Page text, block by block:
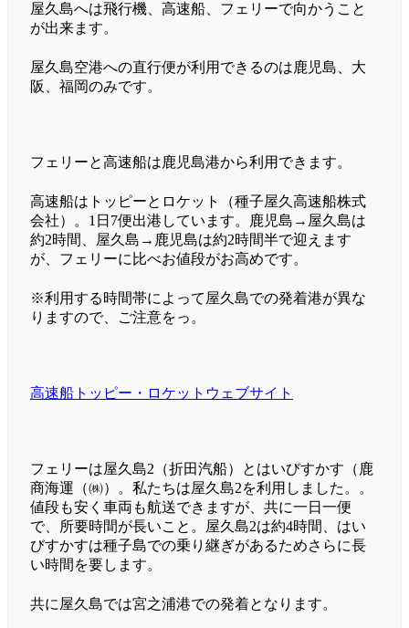
屋久島へは飛行機、高速船、フェリーで向かうこと
が出来ます。
屋久島空港への直行便が利用できるのは鹿児島、大
阪、福岡のみです。
フェリーと高速船は鹿児島港から利用できます。
高速船はトッピーとロケット（種子屋久高速船株式
会社）。1日7便出港しています。鹿児島→屋久島は
約2時間、屋久島→鹿児島は約2時間半で迎えます
が、フェリーに比べお値段がお高めです。
※利用する時間帯によって屋久島での発着港が異な
りますので、ご注意をっ。
高速船トッピー・ロケットウェブサイト
フェリーは屋久島2（折田汽船）とはいびすかす（鹿
商海運（㈱）。私たちは屋久島2を利用しました。。
値段も安く車両も航送できますが、共に一日一便
で、所要時間が長いこと。屋久島2は約4時間、はい
びすかすは種子島での乗り継ぎがあるためさらに長
い時間を要します。
共に屋久島では宮之浦港での発着となります。